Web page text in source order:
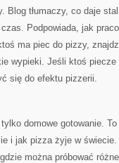
Blog tłumaczy, co daje
Podpowiada, jak
ma piec do pizzy,
wypieki. Jeśli ktoś
się do efektu pizzerii.
domowe gotowanie.
i jak pizza żyje w
można próbować